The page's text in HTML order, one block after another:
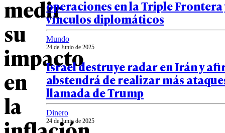
medir
su
impacto
en
la
operaciones en la Triple
vínculos diplomáticos
Mundo
24 de Junio de 2025
Israel destruye radar en Irán y
abstendrá de realizar más
llamada de Trump
Dinero
24 de Junio de 2025